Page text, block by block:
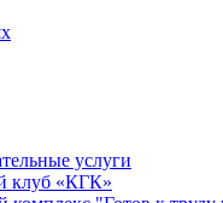
услуги
клуб «КГК»